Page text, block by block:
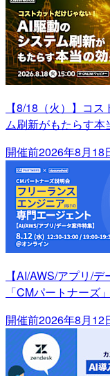
【8/18（火）】コ
ム刷新がもたらす本
開催前2026年8月18
【AI/AWS/アプリ/
「CMパートナーズ
開催前2026年8月12